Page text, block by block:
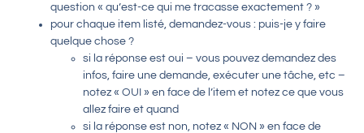
question « qu’est-ce qui me tracasse exactement ? »
pour chaque item listé, demandez-vous : puis-je y faire
quelque chose ?
si la réponse est oui – vous pouvez demandez des
infos, faire une demande, exécuter une tâche, etc –
notez « OUI » en face de l’item et notez ce que vous
allez faire et quand
si la réponse est non, notez « NON » en face de